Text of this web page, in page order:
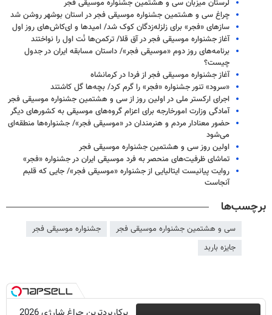
لرستان میزبان سی و هشتمین جشنواره موسیقی فجر
چراغ سی و هشتمین جشنواره موسیقی فجر در استان بوشهر روشن شد
سازهای «فجر» برای زلزله‌زدگان کوک شد/ امیدها و ای‌کاش‌های روز اول
آغاز جشنواره موسیقی فجر در آق قلا/ ترکمن‌ها نُت اول را نواختند
برنامه‌های روز دوم «موسیقی فجر»/ داستان مسابقه ایران در جدول
چیست؟
آغاز جشنواره موسیقی فجر از فردا در کرمانشاه
«سرود» تنور جشنواره «فجر» را گرم کرد/ بچه‌ها گل کاشتند
اجرای ارکستر ملی در اولین روز از سی و هشتمین جشنواره موسیقی فجر
آمادگی وزارت امورخارجه برای اعزام گروه‌های موسیقی به کشورهای دیگر
حضور معنادار مردم و هنرمندان در «موسیقی فجر»/ جشنواره‌ها منطقه‌ای
می‌شود
اولین روز سی و هشتمین جشنواره موسیقی فجر
تماشای ظرفیت‌های منحصر به فرد موسیقی ایران در جشنواره «فجر»
روایت پیانیست ایتالیایی از جشنواره «موسیقی فجر»/ جایی که قلبم
آنجاست
برچسب‌ها
سی و هشتمین جشنواره موسیقی فجر
جشنواره موسیقی فجر
جایزه باربد